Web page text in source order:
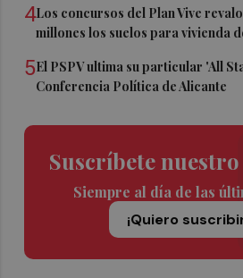
4Los concursos del Plan Vive
millones los suelos para vivienda
5El PSPV ultima su particular 'All
Conferencia Política de Alicante
Suscríbete
Siempre al día de las
¡Quiero